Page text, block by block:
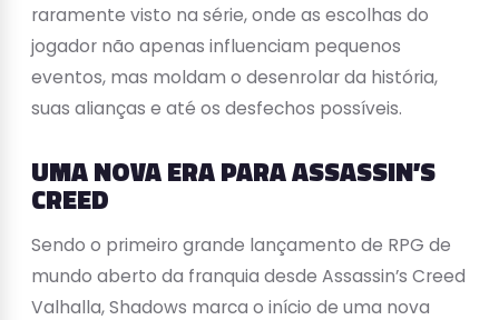
raramente visto na série, onde as escolhas do
jogador não apenas influenciam pequenos
eventos, mas moldam o desenrolar da história,
suas alianças e até os desfechos possíveis.
UMA NOVA ERA PARA ASSASSIN’S
CREED
Sendo o primeiro grande lançamento de RPG de
mundo aberto da franquia desde Assassin’s Creed
Valhalla, Shadows marca o início de uma nova